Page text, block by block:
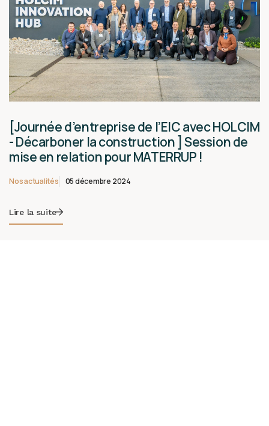
[Journée d’entreprise de l’EIC avec HOLCIM
- Décarboner la construction ] Session de
mise en relation pour MATERRUP !
Nos actualités 05 décembre 2024
Lire la suite